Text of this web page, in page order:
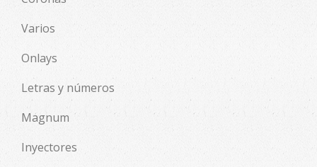
Varios
Onlays
Letras y números
Magnum
Inyectores